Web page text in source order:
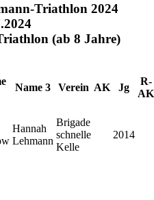
Triathlon 2024
(ab 8 Jahre)
Name 3 Verein AK Jg
R-
AK
Hannah
Lehmann
Brigade
schnelle
Kelle
2014